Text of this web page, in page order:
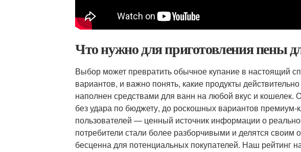
Что нужно для приготовления пены
Выбор может превратить обычное купание в настоящий
вариантов, и важно понять, какие продукты
наполнен средствами для ванн на любой вкус и
без удара по бюджету, до роскошных вариантов
пользователей — ценный источник информации о
потребители стали более разборчивыми и делятся своим
бесценна для потенциальных покупателей. Наш рейтинг